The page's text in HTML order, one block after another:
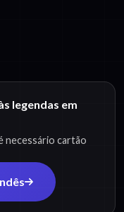
legendas em
necessário cartão